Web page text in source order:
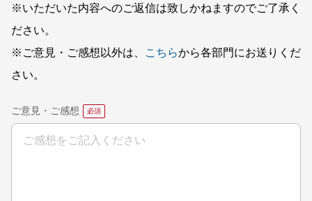
※いただいた内容へのご返信は致しかねますのでご了承く
ださい。
※ご意見・ご感想以外は、
こちらから各部門にお送りくだ
さい。
ご意見・ご感想